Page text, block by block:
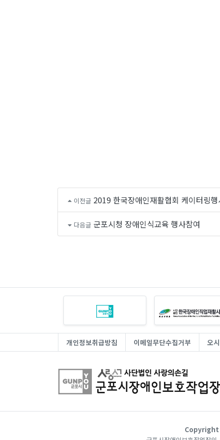
이전글 2019 한국장애인재활협회 케이터링
다음글 군포시청 장애인식교육 행사참여
개인정보취급방침 이메일무단수집거부 오
Copyright